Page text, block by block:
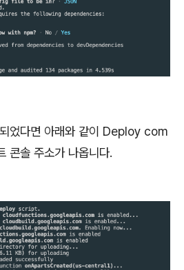
었다면 아래와 같이 Deploy com
콘솔 주소가 나옵니다.